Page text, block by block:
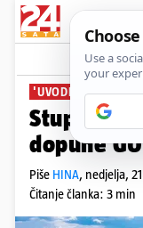
'UVODI SE RED'
Stupile na
dopune
Piše HINA, nedjelja,
Čitanje članka: 3 min